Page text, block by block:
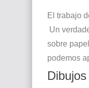
El
El trabajo
Un
sobre
podemos